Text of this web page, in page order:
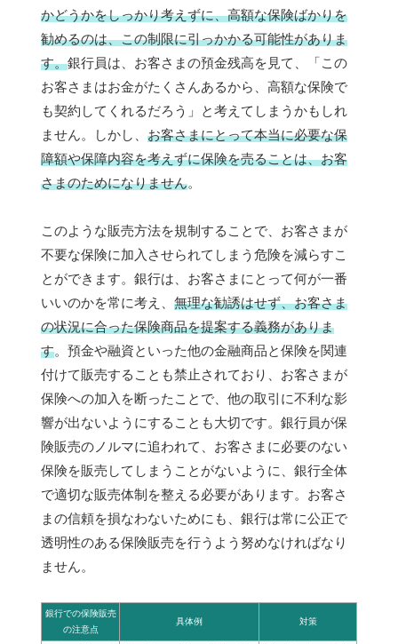
かどうかをしっかり考えずに、高額な保険ばかりを
勧めるのは、この制限に引っかかる可能性がありま
す。銀行員は、お客さまの預金残高を見て、「この
お客さまはお金がたくさんあるから、高額な保険で
も契約してくれるだろう」と考えてしまうかもしれ
ません。しかし、 お客さまにとって本当に必要な保
障額や保障内容を考えずに保険を売ることは、お客
さまのためになりません。
このような販売方法を規制することで、お客さまが
不要な保険に加入させられてしまう危険を減らすこ
とができます。銀行は、お客さまにとって何が一番
いいのかを常に考え、 無理な勧誘はせず、お客さま
の状況に合った保険商品を提案する義務がありま
す。預金や融資といった他の金融商品と保険を関連
付けて販売することも禁止されており、お客さまが
保険への加入を断ったことで、他の取引に不利な影
響が出ないようにすることも大切です。銀行員が保
険販売のノルマに追われて、お客さまに必要のない
保険を販売してしまうことがないように、銀行全体
で適切な販売体制を整える必要があります。お客さ
まの信頼を損なわないためにも、銀行は常に公正で
透明性のある保険販売を行うよう努めなければなり
ません。
銀行での保険販売
の注意点
具体例 対策